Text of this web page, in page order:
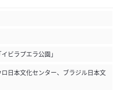
ビラプエラ公園」
日本文化センター、ブラジル日本文